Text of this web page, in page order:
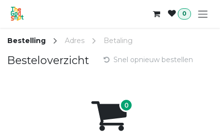
Overslaan naar inhoud
0
Bestelling Adres Betaling
Besteloverzicht Snel opnieuw bestellen